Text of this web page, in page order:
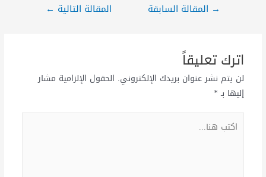
→ المقالة السابقة المقالة التالية ←
اترك تعليقاً
لن يتم نشر عنوان بريدك الإلكتروني. الحقول الإلزامية مشار
إليها بـ*